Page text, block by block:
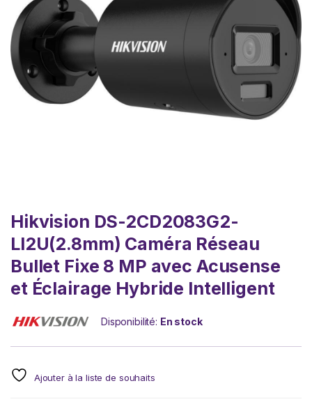
Hikvision DS-2CD2083G2-
LI2U(2.8mm) Caméra Réseau
Bullet Fixe 8 MP avec Acusense
et Éclairage Hybride Intelligent
Disponibilité: En stock
Ajouter à la liste de souhaits